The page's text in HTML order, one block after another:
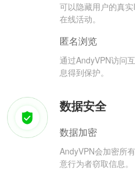
可以隐藏用户的真
在线活动。
匿名浏览
通过AndyVPN访问
息得到保护。
数据安全
数据加密
AndyVPN会加密所
意行为者窃取信息。